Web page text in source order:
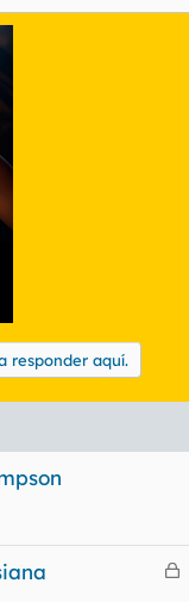
responder aquí.
C